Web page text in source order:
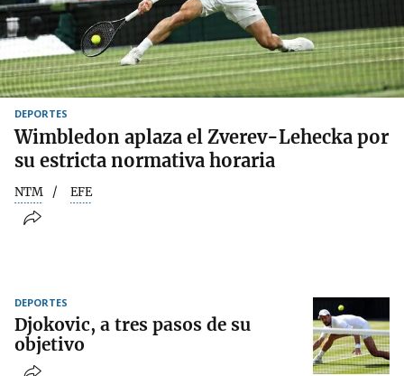
DEPORTES
Wimbledon aplaza el Zverev-Lehecka por
su estricta normativa horaria
NTM EFE
DEPORTES
Djokovic, a tres pasos de su
objetivo